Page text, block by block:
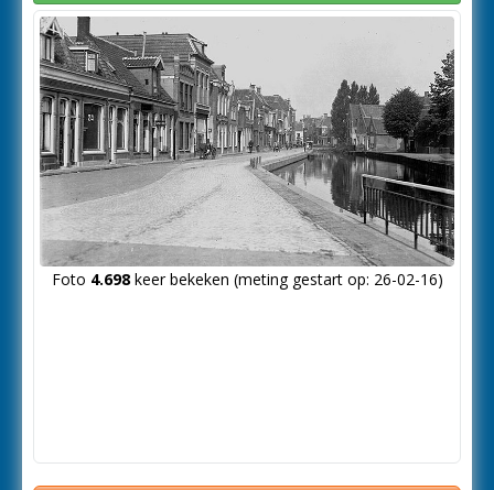
Foto 4.698keer bekeken (meting gestart op: 26-02-16)